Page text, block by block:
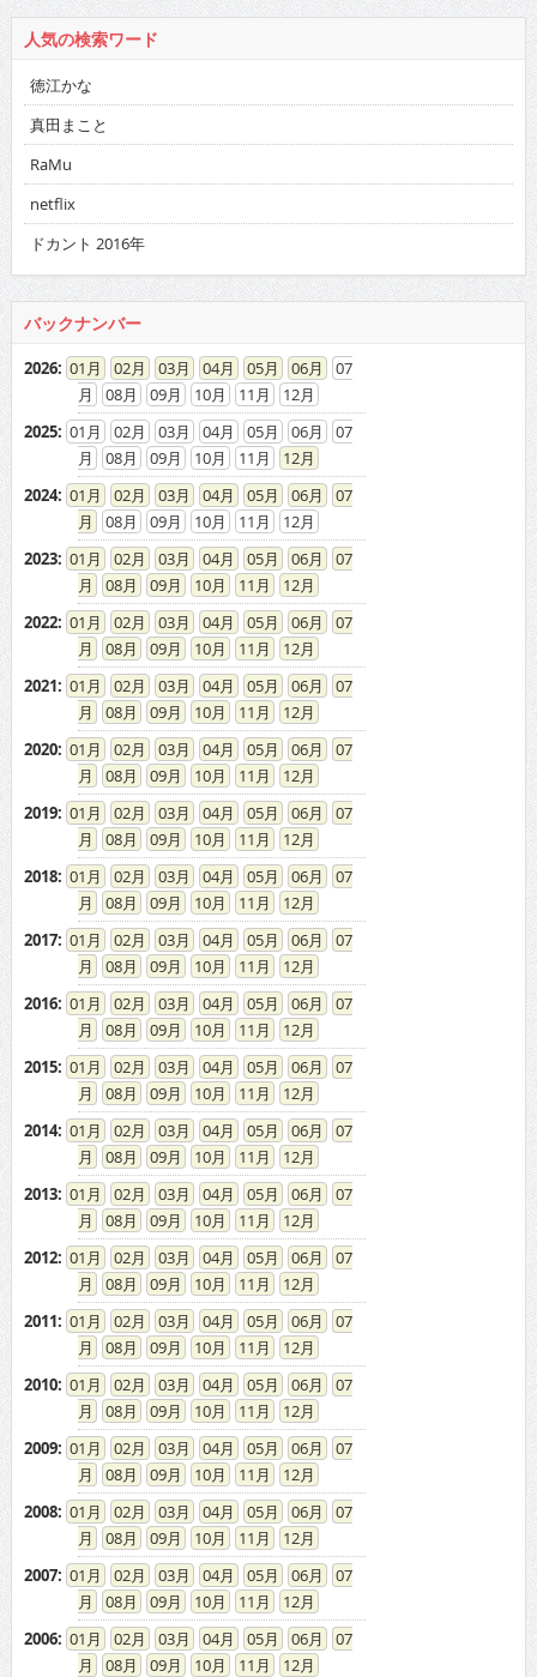
人気の検索ワード
徳江かな
真田まこと
RaMu
netflix
ドカント 2016年
バックナンバー
2026: 01 02 03 04 05 06
07
08
09 10 11
12
2025: 01 02 03 04 05 06
07
08
09 10 11
12
2024: 01 02 03 04 05 06
07
08
09 10 11
12
2023: 01 02 03 04 05 06
07
08
09 10 11
12
2022: 01 02 03 04 05 06
07
08
09 10 11
12
2021: 01 02 03 04 05 06
07
08
09 10 11
12
2020: 01 02 03 04 05 06
07
08
09 10 11
12
2019: 01 02 03 04 05 06
07
08
09 10 11
12
2018: 01 02 03 04 05 06
07
08
09 10 11
12
2017: 01 02 03 04 05 06
07
08
09 10 11
12
2016: 01 02 03 04 05 06
07
08
09 10 11
12
2015: 01 02 03 04 05 06
07
08
09 10 11
12
2014: 01 02 03 04 05 06
07
08
09 10 11
12
2013: 01 02 03 04 05 06
07
08
09 10 11
12
2012: 01 02 03 04 05 06
07
08
09 10 11
12
2011: 01 02 03 04 05 06
07
08
09 10 11
12
2010: 01 02 03 04 05 06
07
08
09 10 11
12
2009: 01 02 03 04 05 06
07
08
09 10 11
12
2008: 01 02 03 04 05 06
07
08
09 10 11
12
2007: 01 02 03 04 05 06
07
08
09 10 11
12
2006: 01 02 03 04 05 06
07
08
09 10 11
12